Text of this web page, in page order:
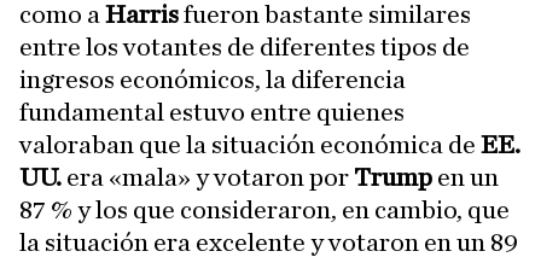
como a Harrisfueron bastante similares
entre los votantes de diferentes tipos de
ingresos económicos, la diferencia
fundamental estuvo entre quienes
valoraban que la situación económica de EE.
UU. era «mala» y votaron por Trump en un
87 % y los que consideraron, en cambio, que
la situación era excelente y votaron en un 89